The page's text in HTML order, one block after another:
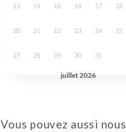
Vous pouvez aussi nous